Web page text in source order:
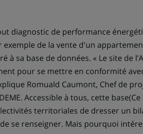
diagnostic de performance
exemple de la vente d'un
à sa base de données. « Le site de
pour se mettre en conformité
Romuald Caumont, Chef de
Accessible à tous, cette
territoriales de dresser un
se renseigner. Mais pourquoi